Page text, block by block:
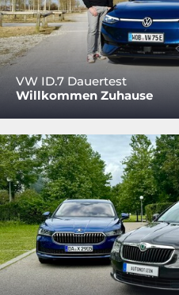
VW ID.7 Dauertest
Willkommen Zuhause